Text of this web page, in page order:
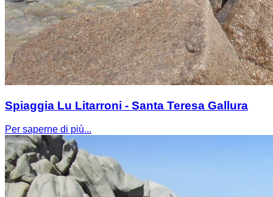
Spiaggia Lu Litarroni - Santa Teresa Gallura
Per saperne di più...